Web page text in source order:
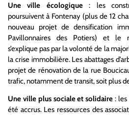
Une ville écologique: les
poursuivent à Fontenay (plus de 12
nouveau projet de densification
Pavillonnaires des Potiers) et le
s’explique pas par la volonté de la
la crise immobilière. Les abattages
projet de rénovation de la rue
trafic, notamment de transit, soit plus
Une ville plus sociale et solidaire : les
été accrus. Les ressources des